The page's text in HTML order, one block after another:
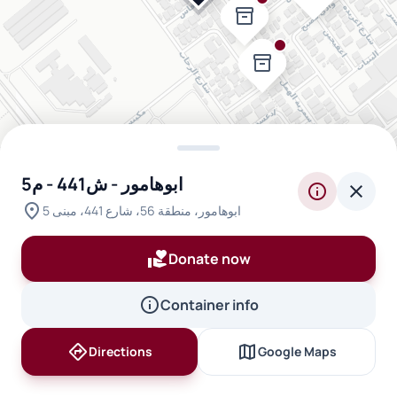
inventory_2
inventory_2
ابوهامور - ش441 - م5
location_on ابوهامور، منطقة 56، شارع 441، مبنى 5
info close
volunteer_activismDonate now
infoContainer info
directionsDirections mapGoogle Maps